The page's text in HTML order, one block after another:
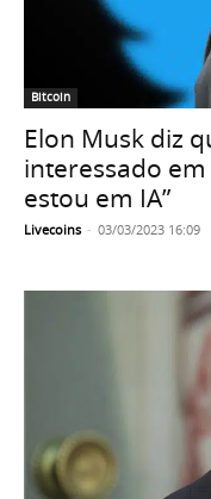
Bitcoin
Elon Musk diz
interessado
estou em IA”
Livecoins - 03/03/2023 16:09